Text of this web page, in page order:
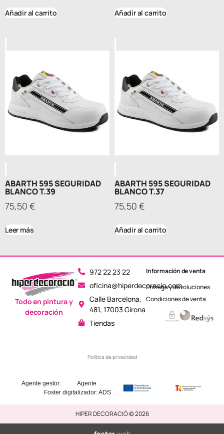
Añadir al carrito Añadir al carrito
ABARTH 595 SEGURIDAD
BLANCO T.39
75,50 €
Leer más
ABARTH 595 SEGURIDAD
BLANCO T.37
75,50 €
Añadir al carrito
972 22 23 22
oficina@hiperdecoracio.com
Calle Barcelona, ​​
481, 17003 Girona
Tiendas
Política de privacidad
Todo en pintura y
decoración
Información de venta
Entrega y devoluciones
Condiciones de venta
Agente
digitalizador: ADS
Agente gestor:
Foster
HIPER DECORACIÓ © 2026